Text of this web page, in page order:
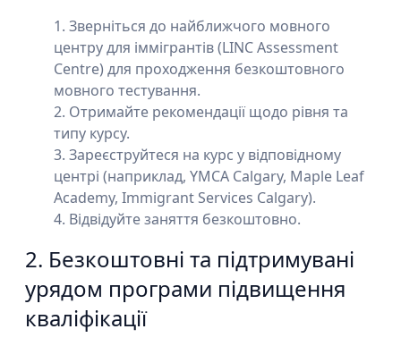
Зверніться до найближчого мовного
центру для іммігрантів (LINC Assessment
Centre) для проходження безкоштовного
мовного тестування.
Отримайте рекомендації щодо рівня та
типу курсу.
Зареєструйтеся на курс у відповідному
центрі (наприклад, YMCA Calgary, Maple Leaf
Academy, Immigrant Services Calgary).
Відвідуйте заняття безкоштовно.
2. Безкоштовні та підтримувані
урядом програми підвищення
кваліфікації